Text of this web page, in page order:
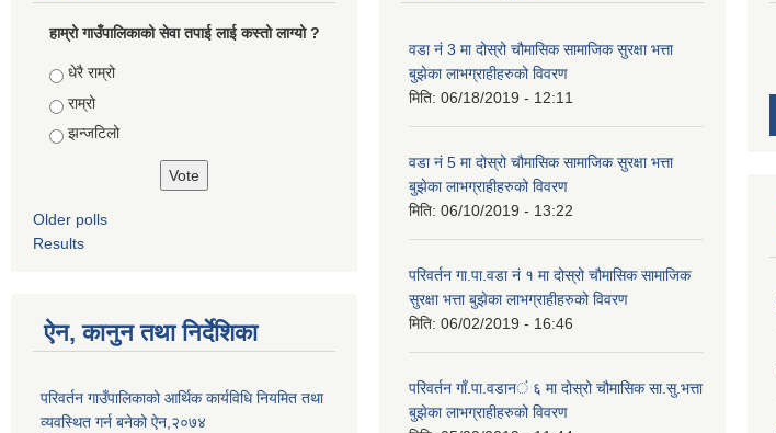
हाम्रो गाउँपालिकाको सेवा तपाई लाई कस्तो लाग्यो ?
Choices
धेरै राम्रो
राम्रो
झन्जटिलो
Older polls
Results
ऐन, कानुन तथा निर्देशिका
परिवर्तन गाउँपालिकाको आर्थिक कार्यविधि नियमित तथा
व्यवस्थित गर्न बनेको ऐन,२०७४
वडा नं 3 मा दोस्रो चौमासिक सामाजिक सुरक्षा भत्ता
बुझेका लाभग्राहीहरुको विवरण
मिति: 06/18/2019 - 12:11
वडा नं 5 मा दोस्रो चौमासिक सामाजिक सुरक्षा भत्ता
बुझेका लाभग्राहीहरुको विवरण
मिति: 06/10/2019 - 13:22
परिवर्तन गा.पा.वडा नं १ मा दोस्रो चौमासिक सामाजिक
सुरक्षा भत्ता बुझेका लाभग्राहीहरुको विवरण
मिति: 06/02/2019 - 16:46
परिवर्तन गाँ.पा.वडान‌‍ं ६ मा दोस्रो चौमासिक सा.सु.भत्ता
बुझेका लाभग्राहीहरुको विवरण